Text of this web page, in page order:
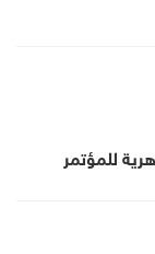
للمؤتمر